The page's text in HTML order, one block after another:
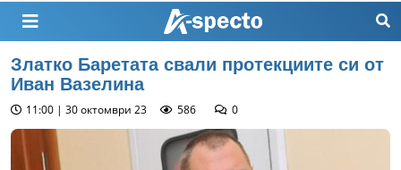
Златко Баретата свали протекциите си от
Иван Вазелина
11:00 | 30 октомври 23 586 0